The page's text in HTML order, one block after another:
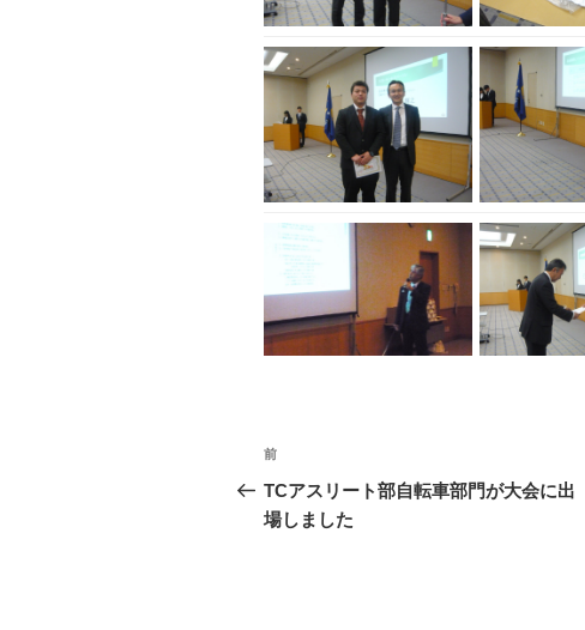
投
稿
ナ
前
の
投
前
TCアスリート部自転車部門が大会に出
場しました